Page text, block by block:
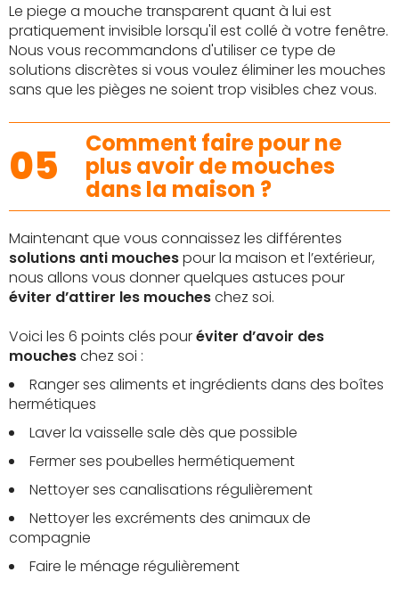
Le piege a mouche transparent quant à lui est
pratiquement invisible lorsqu'il est collé à votre fenêtre.
Nous vous recommandons d'utiliser ce type de
solutions discrètes si vous voulez éliminer les mouches
sans que les pièges ne soient trop visibles chez vous.
05 Comment faire pour ne
plus avoir de mouches
dans la maison ?
Maintenant que vous connaissez les différentes
solutions anti mouchespour la maison et l’extérieur,
nous allons vous donner quelques astuces pour
éviter d’attirer les moucheschez soi.
Voici les 6 points clés pouréviter d’avoir des
moucheschez soi :
Ranger ses aliments et ingrédients dans des boîtes
hermétiques
Laver la vaisselle sale dès que possible
Fermer ses poubelles hermétiquement
Nettoyer ses canalisations régulièrement
Nettoyer les excréments des animaux de
compagnie
Faire le ménage régulièrement